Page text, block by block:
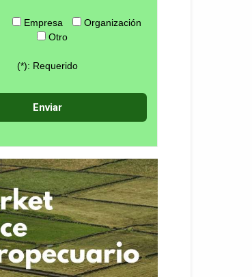
Empresa
Organización
Otro
(*): Requerido